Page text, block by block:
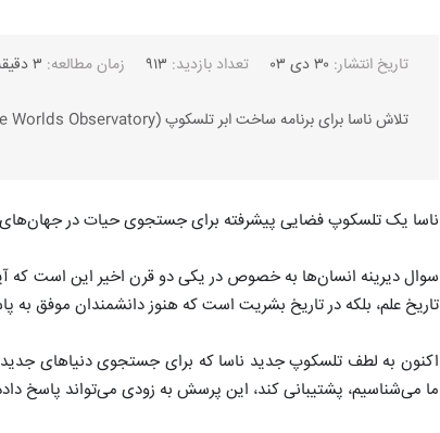
تاریخ انتشار: ۳۰ دی ۰۳ تعداد بازدید: ۹۱۳ زمان مطالعه: ۳ دقیقه
تلاش ناسا برای برنامه ساخت ابر تلسکوپ HWO (Habitable Worlds Observatory)
ناسا یک تلسکوپ فضایی پیشرفته برای جستجوی حیات در
سوال دیرینه انسان‌ها به خصوص در یکی دو قرن اخیر این است که
تاریخ علم، بلکه در تاریخ بشریت است که هنوز دانشمندان موفق
اکنون به لطف تلسکوپ جدید ناسا که برای جستجوی دنیاهای
ما می‌شناسیم، پشتیبانی کند، این پرسش به زودی می‌تواند پاسخ